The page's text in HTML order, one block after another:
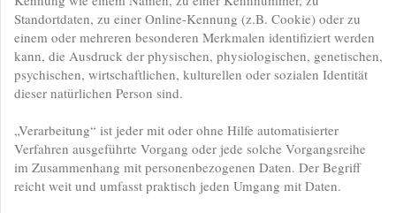
Standortdaten, zu einer Online-Kennung (z.B. Cookie) oder zu
einem oder mehreren besonderen Merkmalen identifiziert werden
kann, die Ausdruck der physischen, physiologischen, genetischen,
psychischen, wirtschaftlichen, kulturellen oder sozialen Identität
dieser natürlichen Person sind.
„Verarbeitung“ ist jeder mit oder ohne Hilfe automatisierter
Verfahren ausgeführte Vorgang oder jede solche Vorgangsreihe
im Zusammenhang mit personenbezogenen Daten. Der Begriff
reicht weit und umfasst praktisch jeden Umgang mit Daten.